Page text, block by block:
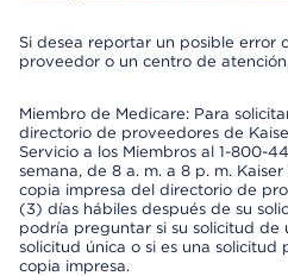
Si desea reportar un posible error
proveedor o un centro de
Miembro de Medicare: Para
directorio de proveedores de
Servicio a los Miembros al 1-800-
semana, de 8 a. m. a 8 p. m.
copia impresa del directorio de
(3) días hábiles después de su
podría preguntar si su solicitud de
solicitud única o si es una
copia impresa.